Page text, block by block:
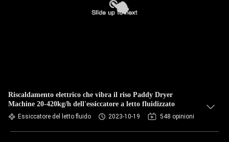
Riscaldamento elettrico che vibra il riso Paddy Dryer
Machine 20-420kg/h dell'essiccatore a letto fluidizzato
Essiccatore del letto fluido 2023-10-19 548 opinioni